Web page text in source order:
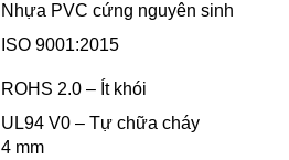
Nhựa PVC cứng nguyên sinh
ISO 9001:2015
ROHS 2.0 – Ít khói
UL94 V0 – Tự chữa cháy
4 mm